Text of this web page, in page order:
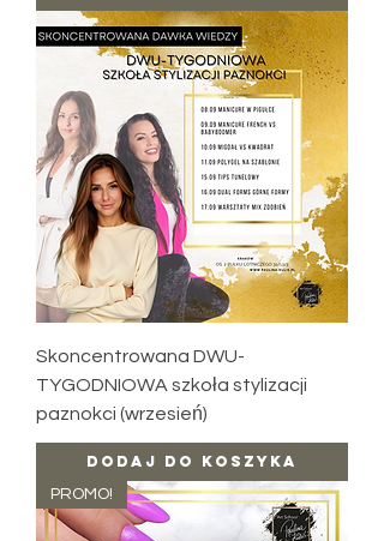
Skoncentrowana DWU-
TYGODNIOWA szkoła stylizacji
paznokci (wrzesień)
Dodaj do koszyka
PROMO!